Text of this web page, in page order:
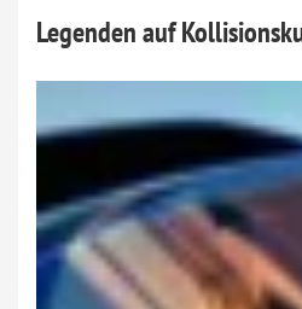
Legenden auf